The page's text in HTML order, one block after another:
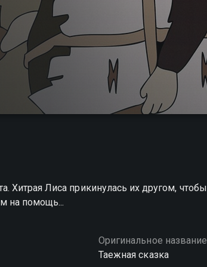
Хитрая Лиса прикинулась их другом, чтобы
на помощь...
Оригинальное название
Таежная сказка